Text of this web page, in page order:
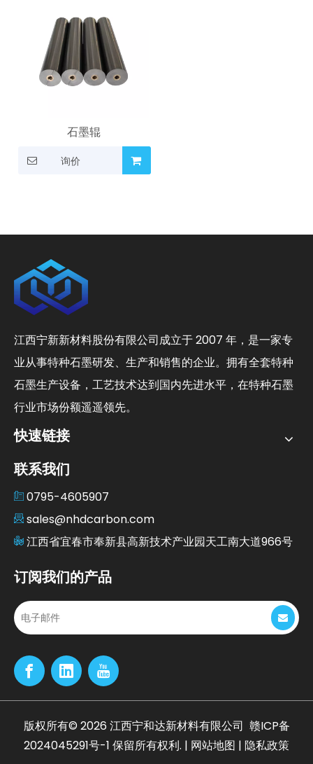
石墨辊
询价
江西宁新新材料股份有限公司成立于 2007 年，是一家专
业从事特种石墨研发、生产和销售的企业。拥有全套特种
石墨生产设备，工艺技术达到国内先进水平，在特种石墨
行业市场份额遥遥领先。
快速链接
联系我们
0795-4605907
sales@nhdcarbon.com
江西省宜春市奉新县高新技术产业园天工南大道966号
订阅我们的产品
版权所有© 2026 江西宁和达新材料有限公司 赣ICP备
2024045291号-1 保留所有权利. | 网站地图 | 隐私政策